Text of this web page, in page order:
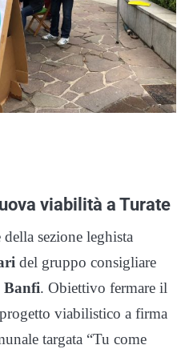
viabilità a Turate
sezione leghista
del gruppo consigliare
Banfi. Obiettivo fermare il
viabilistico a firma
targata “Tu come